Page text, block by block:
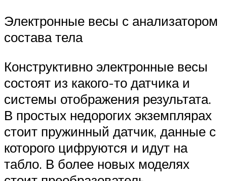
Электронные весы с анализатором
состава тела
Конструктивно электронные весы
состоят из какого-то датчика и
системы отображения результата.
В простых недорогих экземплярах
стоит пружинный датчик, данные с
которого цифруются и идут на
табло. В более новых моделях